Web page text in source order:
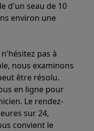
d'un seau de 10
environ une
pas à
nous examinons
être résolu.
en ligne pour
Le rendez-
sur 24,
convient le